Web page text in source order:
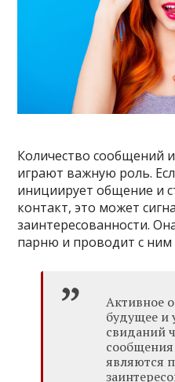
Количество сообщений
играют важную роль.
инициирует общение и
контакт, это может
заинтересованности.
парню и проводит с
Активное
будущее и
свиданий
являются